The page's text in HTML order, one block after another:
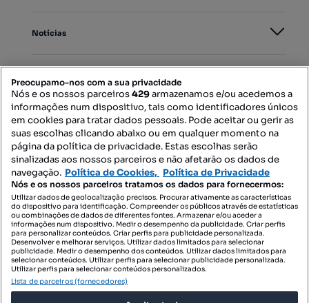
Notícias
Mapa do Site
Contacte-nos
SIGA-NOS:
DESCARREGAR NA:
Preocupamo-nos com a sua privacidade
Nós e os nossos parceiros429armazenamos e/ou acedemos a
informações num dispositivo, tais como identificadores únicos
em cookies para tratar dados pessoais. Pode aceitar ou gerir as
suas escolhas clicando abaixo ou em qualquer momento na
página da política de privacidade. Estas escolhas serão
sinalizadas aos nossos parceiros e não afetarão os dados de
navegação. Política de Cookies, Política de Privacidade
Nós e os nossos parceiros tratamos os dados para fornecermos:
Utilizar dados de geolocalização precisos. Procurar ativamente as características
do dispositivo para identificação. Compreender os públicos através de estatísticas
ou combinações de dados de diferentes fontes. Armazenar e/ou aceder a
informações num dispositivo. Medir o desempenho da publicidade. Criar perfis
para personalizar conteúdos. Criar perfis para publicidade personalizada.
Desenvolver e melhorar serviços. Utilizar dados limitados para selecionar
publicidade. Medir o desempenho dos conteúdos. Utilizar dados limitados para
selecionar conteúdos. Utilizar perfis para selecionar publicidade personalizada.
Utilizar perfis para selecionar conteúdos personalizados.
Lista de parceiros (fornecedores)